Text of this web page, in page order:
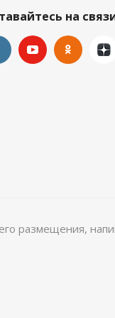
на
размещения,